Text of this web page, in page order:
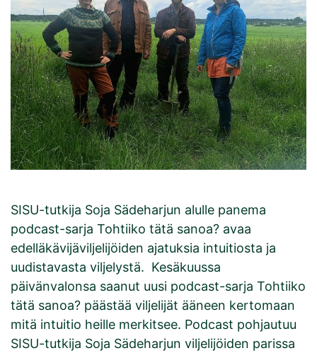
SISU-tutkija Soja Sädeharjun alulle panema
podcast-sarja Tohtiiko tätä sanoa? avaa
edelläkävijäviljelijöiden ajatuksia intuitiosta ja
uudistavasta viljelystä. Kesäkuussa
päivänvalonsa saanut uusi podcast-sarja Tohtiiko
tätä sanoa? päästää viljelijät ääneen kertomaan
mitä intuitio heille merkitsee. Podcast pohjautuu
SISU-tutkija Soja Sädeharjun viljelijöiden parissa